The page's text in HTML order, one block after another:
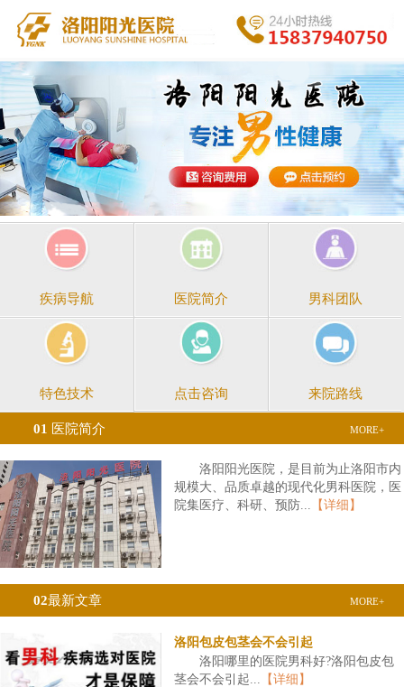
疾病导航 医院简介 男科团队
特色技术 点击咨询 来院路线
01 医院简介 MORE+
洛阳阳光医院，是目前为止洛阳市内
规模大、品质卓越的现代化男科医院，医
院集医疗、科研、预防...
【详细】
02最新文章 MORE+
洛阳包皮包茎会不会引起
洛阳哪里的医院男科好?洛阳包皮包
茎会不会引起...
【详细】